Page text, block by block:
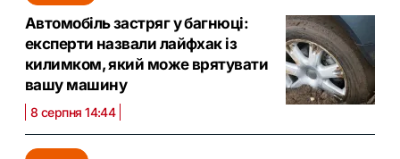
Автомобіль застряг у багнюці:
експерти назвали лайфхак із
килимком, який може врятувати
вашу машину
8 серпня 14:44